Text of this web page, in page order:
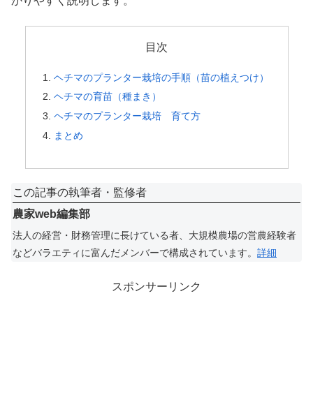
目次
ヘチマのプランター栽培の手順（苗の植えつけ）
ヘチマの育苗（種まき）
ヘチマのプランター栽培 育て方
まとめ
この記事の執筆者・監修者
農家web編集部
法人の経営・財務管理に長けている者、大規模農場の営農経験者
などバラエティに富んだメンバーで構成されています。 詳細
スポンサーリンク